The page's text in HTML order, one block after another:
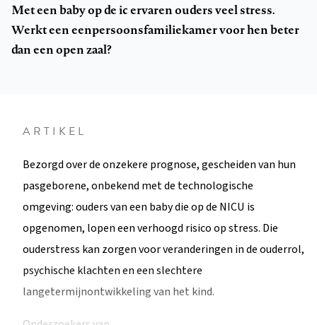
Met een baby op de ic ervaren ouders veel stress.
Werkt een eenpersoonsfamiliekamer voor hen beter
dan een open zaal?
ARTIKEL
Bezorgd over de onzekere prognose, gescheiden van hun
pasgeborene, onbekend met de technologische
omgeving: ouders van een baby die op de NICU is
opgenomen, lopen een verhoogd risico op stress. Die
ouderstress kan zorgen voor veranderingen in de ouderrol,
psychische klachten en een slechtere
langetermijnontwikkeling van het kind.